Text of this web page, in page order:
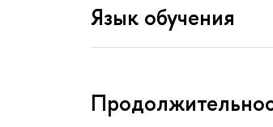
Язык обучения